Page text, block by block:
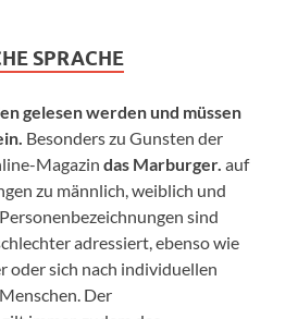
SPRACHE
gelesen werden und müssen
Besonders zu Gunsten der
Magazin das Marburger. auf
zu männlich, weiblich und
sind
adressiert, ebenso wie
oder sich nach individuellen
Der